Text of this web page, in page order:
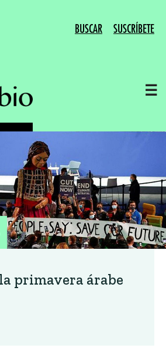
BUSCAR SUSCRÍBETE
☰
primavera árabe